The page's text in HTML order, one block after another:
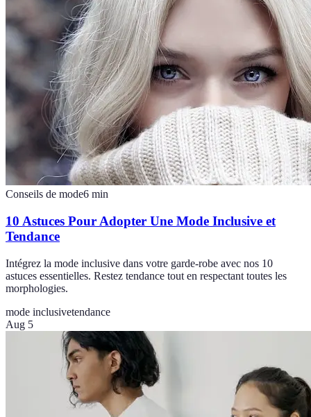
Conseils de mode6 min
10 Astuces Pour Adopter Une Mode Inclusive et
Tendance
Intégrez la mode inclusive dans votre garde-robe avec nos 10
astuces essentielles. Restez tendance tout en respectant toutes les
morphologies.
mode inclusivetendance
Aug 5